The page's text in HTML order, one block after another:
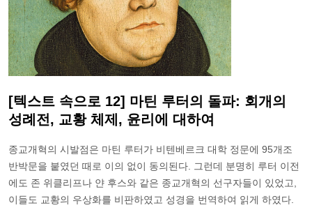
[텍스트 속으로 12] 마틴 루터의 돌파: 회개의
성례전, 교황 체제, 윤리에 대하여
종교개혁의 시발점은 마틴 루터가 비텐베르크 대학 정문에 95개조
반박문을 붙였던 때로 이의 없이 동의된다. 그런데 분명히 루터 이전
에도 존 위클리프나 얀 후스와 같은 종교개혁의 선구자들이 있었고,
이들도 교황의 우상화를 비판하였고 성경을 번역하여 읽게 하였다.